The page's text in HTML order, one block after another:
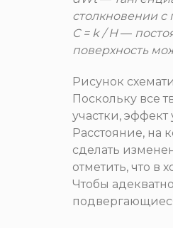
столкновении с
C = k / H—
поверхность
Рисунок
Поскольку все
участки,
Расстояние, на
сделать
отметить, что в
Чтобы